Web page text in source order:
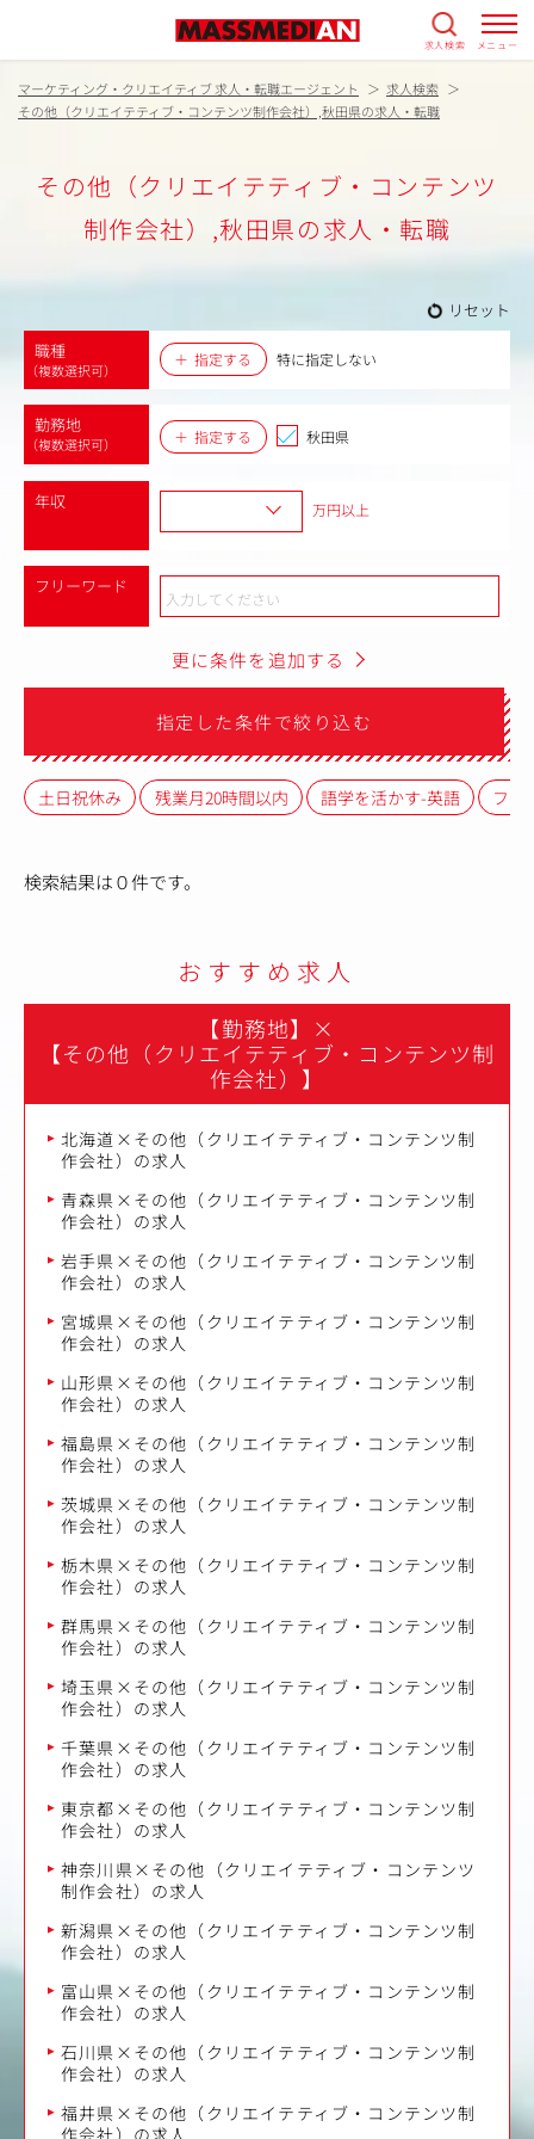
求人検索 メニュー
マーケティング・クリエイティブ 求人・転職エージェント
求人検索
その他（クリエイテティブ・コンテンツ制作会社）,秋田県の求人・転職
その他（クリエイテティブ・コンテンツ
制作会社）,秋田県の求人・転職
リセット
職種
（複数選択可）
指定する 特に指定しない
勤務地
（複数選択可） 指定する 秋田県
年収 万円以上
フリーワード
更に条件を追加する
指定した条件で絞り込む
土日祝休み 残業月20時間以内 語学を活かす-英語 フレ
検索結果は０件です。
おすすめ求人
【勤務地】
×
【その他（クリエイテティブ・コンテンツ制
作会社）】
北海道×その他（クリエイテティブ・コンテンツ制
作会社）の求人
青森県×その他（クリエイテティブ・コンテンツ制
作会社）の求人
岩手県×その他（クリエイテティブ・コンテンツ制
作会社）の求人
宮城県×その他（クリエイテティブ・コンテンツ制
作会社）の求人
山形県×その他（クリエイテティブ・コンテンツ制
作会社）の求人
福島県×その他（クリエイテティブ・コンテンツ制
作会社）の求人
茨城県×その他（クリエイテティブ・コンテンツ制
作会社）の求人
栃木県×その他（クリエイテティブ・コンテンツ制
作会社）の求人
群馬県×その他（クリエイテティブ・コンテンツ制
作会社）の求人
埼玉県×その他（クリエイテティブ・コンテンツ制
作会社）の求人
千葉県×その他（クリエイテティブ・コンテンツ制
作会社）の求人
東京都×その他（クリエイテティブ・コンテンツ制
作会社）の求人
神奈川県×その他（クリエイテティブ・コンテンツ
制作会社）の求人
新潟県×その他（クリエイテティブ・コンテンツ制
作会社）の求人
富山県×その他（クリエイテティブ・コンテンツ制
作会社）の求人
石川県×その他（クリエイテティブ・コンテンツ制
作会社）の求人
福井県×その他（クリエイテティブ・コンテンツ制
作会社）の求人